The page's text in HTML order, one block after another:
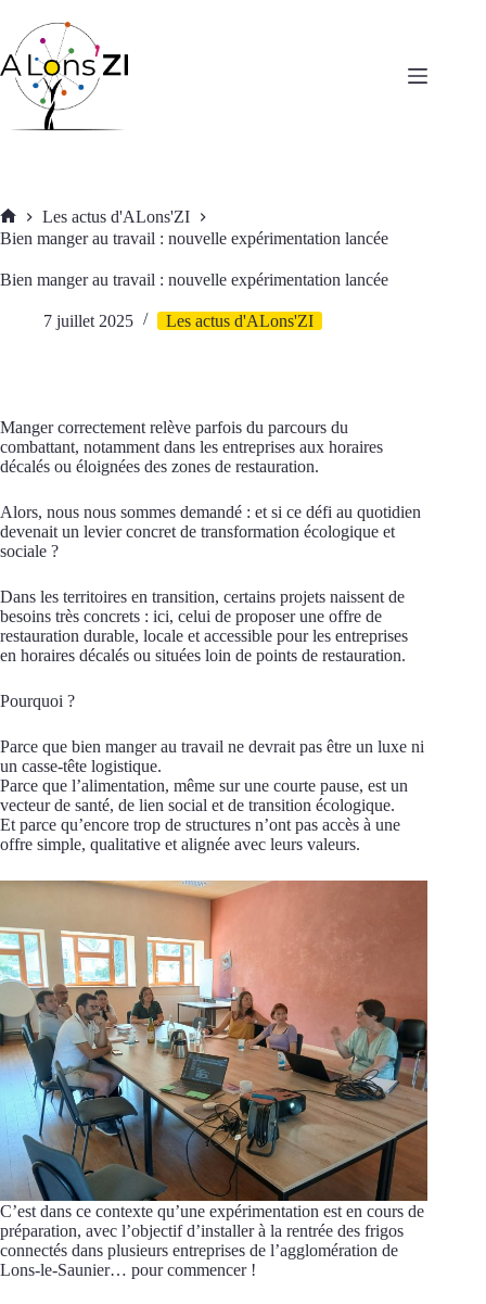
contenu
Accueil
Les actus d'ALons'ZI
Bien manger au travail : nouvelle expérimentation lancée
Bien manger au travail : nouvelle expérimentation lancée
7 juillet 2025 Les actus d'ALons'ZI
Manger correctement relève parfois du parcours du
combattant, notamment dans les entreprises aux horaires
décalés ou éloignées des zones de restauration.
Alors, nous nous sommes demandé : et si ce défi au quotidien
devenait un levier concret de transformation écologique et
sociale ?
Dans les territoires en transition, certains projets naissent de
besoins très concrets : ici, celui de proposer une offre de
restauration durable, locale et accessible pour les entreprises
en horaires décalés ou situées loin de points de restauration.
Pourquoi ?
Parce que bien manger au travail ne devrait pas être un luxe ni
un casse-tête logistique.
Parce que l’alimentation, même sur une courte pause, est un
vecteur de santé, de lien social et de transition écologique.
Et parce qu’encore trop de structures n’ont pas accès à une
offre simple, qualitative et alignée avec leurs valeurs.
C’est dans ce contexte qu’une expérimentation est en cours de
préparation, avec l’objectif d’installer à la rentrée des frigos
connectés dans plusieurs entreprises de l’agglomération de
Lons-le-Saunier… pour commencer !